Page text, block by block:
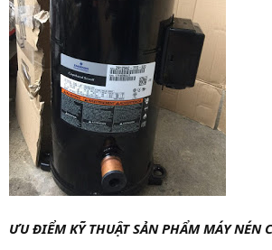
ƯU ĐIỂM KỸ THUẬT SẢN PHẨM MÁY NÉN